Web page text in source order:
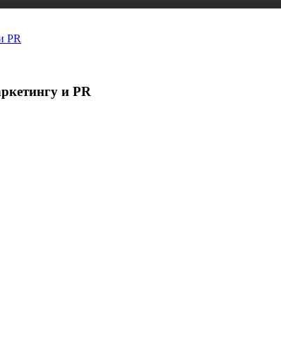
PR
и PR